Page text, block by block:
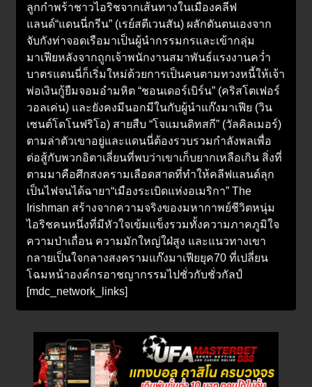
ลูกกำพร้าชาวไอริชจากเส้นทางในเมืองคลีฟ
แลนด์“แดนนี่กรีน” (เรย์สตีเวนสัน) ผลักดันตนเองจาก
จับกังท่าจอดเรือมาเป็นผู้นำกรรมกรและเข้ากลุ่ม
มาเฟียหลังจากถูกเจ้าพนักงานสมาพันธ์แรงงานคว่ำ
บาตรแดนนี่ก็เริ่มใหม่ด้วยการเป็นคนตามทวงหนี้ให้เจ้า
พ่อเงินกู้ยืมจอมอำมหิต “ชอนเดอร์เบิร์น” (คริสโตเฟอร์
วอลเค่น) และยังคงมีนอกมีในกับผู้นำแก๊งมาเฟีย (วิน
เซนต์โดโนฟริโอ) สายสืบ “โจแมนดิทสกี” (วัลคิลเมอร์)
ตามล่าตัวเขาอยู่และแดนนี่ต้องรวบรวมกำลังพลเพื่อ
ต่อสู้กับพวกอิตาเลี่ยนที่พบว่าเขาเก็บยากเหลือเกิน สิ่งที่
ตามมาคือศึกสงครามเลือดสาดที่ทำให้คลีฟแลนด์ลุก
เป็นไฟจนได้ฉายา“เมืองระเบิดแห่งอเมริกา” The
Irishman สร้างจากความจริงของมหากาพย์ชีวิตหนุ่ม
ไอริชคนหนึ่งที่มีหัวใจเข้มแข็งรวมทั้งความภาคภูมิใจ
ความป่าเถื่อน ความมักใหญ่ใฝ่สูง และแนวทางเขา
กลายเป็นใจกลางสงครามแก๊งมาเฟียยุค70 ที่เปลี่ยน
โฉมหน้าองค์กรอาชญากรรมไปชั่วกับชั่วกัลป์
[mdc_network_links]